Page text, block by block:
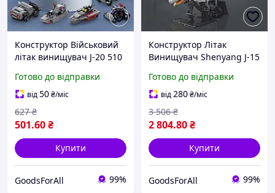
Конструктор Військовий
літак винищувач J-20 510
Готово до відправки
від50₴/міс
501.60₴
627 ₴
Купити
GoodsForAll 99%
Конструктор Літак
Винищувач Shenyang J-15
підставка 2062 дит. Сірий
Готово до відправки
від280₴/міс
2 804.80₴
3 506 ₴
Купити
GoodsForAll 99%